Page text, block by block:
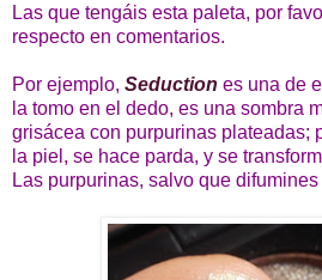
Las que tengáis esta paleta, por
respecto en comentarios.
Por ejemplo, Seduction es una de
la tomo en el dedo, es una sombra
grisácea con purpurinas plateadas;
la piel, se hace parda, y se
Las purpurinas, salvo que